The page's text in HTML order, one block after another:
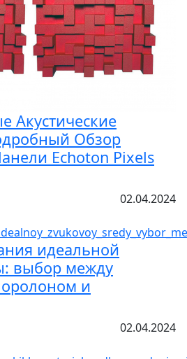
Акустические
Обзор
Echoton Pixels
02.04.2024
идеальной
выбор между
и
02.04.2024